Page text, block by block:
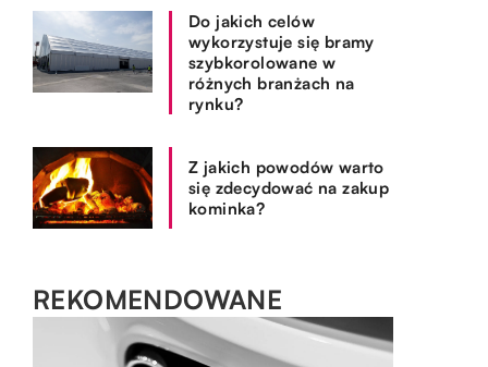
Do jakich celów
wykorzystuje się bramy
szybkorolowane w
różnych branżach na
rynku?
Z jakich powodów warto
się zdecydować na zakup
kominka?
REKOMENDOWANE